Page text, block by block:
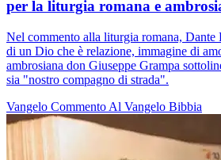
per la liturgia romana e
Nel commento alla liturgia romana, Dante
di un Dio che è relazione, immagine di
ambrosiana don Giuseppe Grampa
sia "nostro compagno di strada".
Vangelo Commento Al Vangelo Bibbia